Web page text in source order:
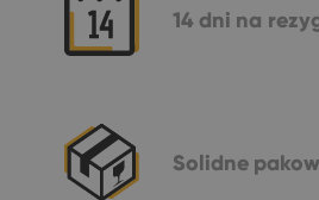
14 dni na
Solidne